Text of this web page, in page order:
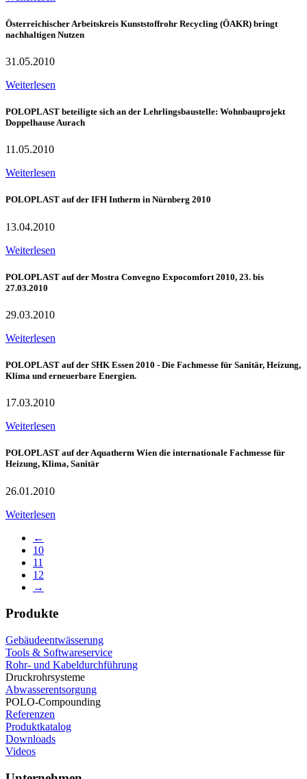
Österreichischer Arbeitskreis Kunststoffrohr Recycling (ÖAKR) bringt
nachhaltigen Nutzen
31.05.2010
Weiterlesen
POLOPLAST beteiligte sich an der Lehrlingsbaustelle: Wohnbauprojekt
Doppelhause Aurach
11.05.2010
Weiterlesen
POLOPLAST auf der IFH Intherm in Nürnberg 2010
13.04.2010
Weiterlesen
POLOPLAST auf der Mostra Convegno Expocomfort 2010, 23. bis
27.03.2010
29.03.2010
Weiterlesen
POLOPLAST auf der SHK Essen 2010 - Die Fachmesse für Sanitär, Heizung,
Klima und erneuerbare Energien.
17.03.2010
Weiterlesen
POLOPLAST auf der Aquatherm Wien die internationale Fachmesse für
Heizung, Klima, Sanitär
26.01.2010
Weiterlesen
←
10
11
12
→
Produkte
Gebäudeentwässerung
Tools & Softwareservice
Rohr- und Kabeldurchführung
Druckrohrsysteme
Abwasserentsorgung
POLO-Compounding
Referenzen
Produktkatalog
Downloads
Videos